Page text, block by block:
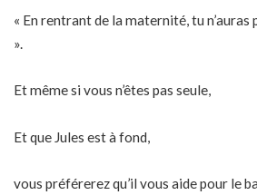
« En rentrant de la maternité, tu n’auras
».
Et même si vous n’êtes pas seule,
Et que Jules est à fond,
vous préférerez qu’il vous aide pour le